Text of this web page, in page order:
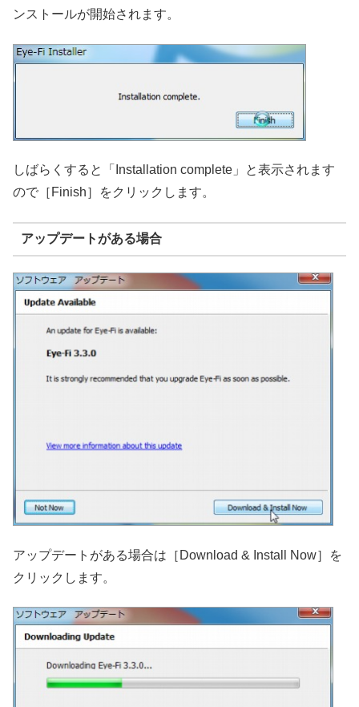
ンストールが開始されます。
しばらくすると「Installation complete」と表示されます
ので［Finish］をクリックします。
アップデートがある場合
アップデートがある場合は［Download & Install Now］を
クリックします。